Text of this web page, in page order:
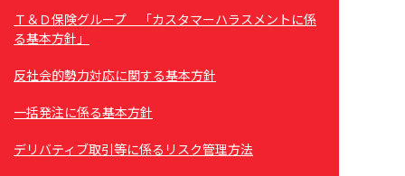
Ｔ＆Ｄ保険グループ 「カスタマーハラスメントに係
る基本方針」
反社会的勢力対応に関する基本方針
一括発注に係る基本方針
デリバティブ取引等に係るリスク管理方法